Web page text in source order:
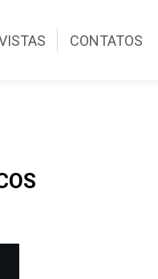
CONTATOS